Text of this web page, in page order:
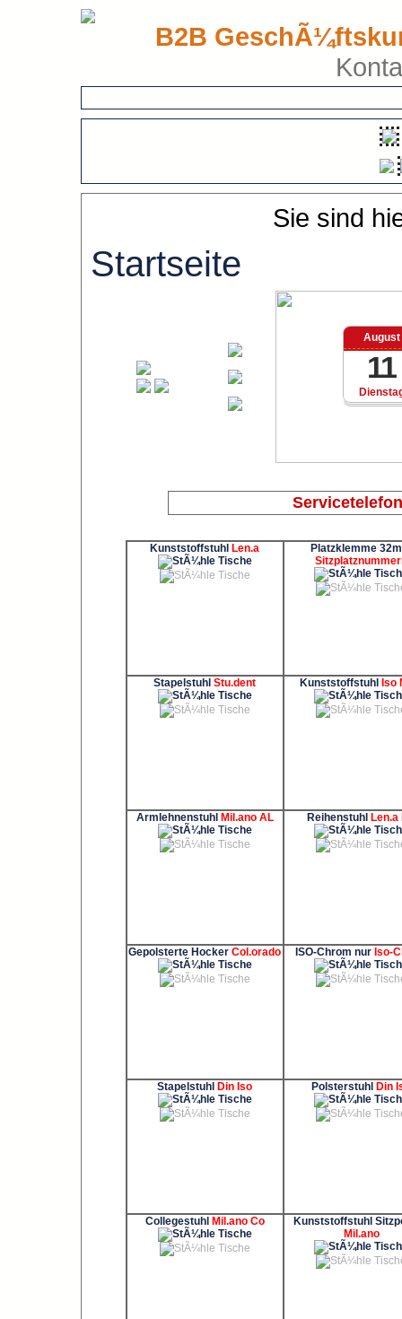
B2B
Sie sind
Startseite
August
11
Servicetelefon
Kunststoffstuhl Len.a
Platzklemme
StapelstuhlStu.dent Kunststoffstuhl Iso
Armlehnenstuhl Mil.ano AL Reihenstuhl Len.a
Gepolsterte HockerCol.orado ISO-Chrom nur Iso-
Stapelstuhl Din Iso Polsterstuhl Din
Collegestuhl Mil.ano Co
Kunststoffstuhl
Mil.ano